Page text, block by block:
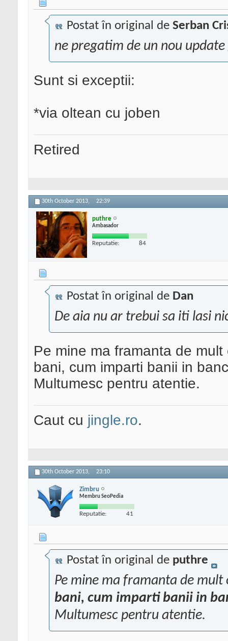
Postat în original de Serban
ne pregatim de un nou update
Sunt si exceptii:
*via oltean cu joben
Retired
30th October 2013, 22:39
puthre
Ambasador
Reputatie: 84
Postat în original de Dan
De aia nu ar trebui sa iti lasi
Pe mine ma framanta de
bani, cum imparti banii in
Multumesc pentru atentie.
Caut cu jingle.ro.
30th October 2013, 23:10
Zimbru
Membru SeoPedia
Reputatie: 41
Postat în original de puthre
Pe mine ma framanta de
bani, cum imparti banii in
Multumesc pentru atentie.